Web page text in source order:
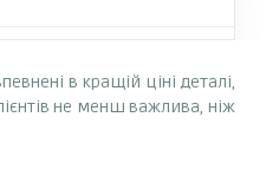
в кращій ціні деталі,
не менш важлива, ніж